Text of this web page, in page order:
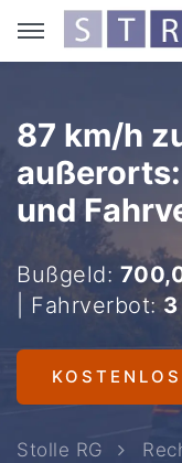
87 km/h
und
Bußgeld:
| Fahrverbot:
Stolle RG